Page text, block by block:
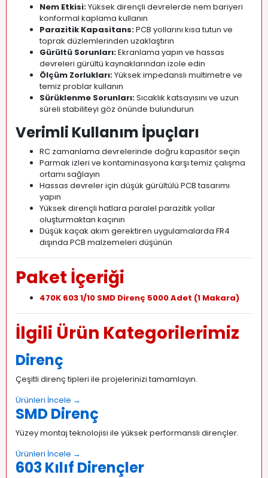
Nem Etkisi:Yüksek dirençli devrelerde nem bariyeri
konformal kaplama kullanın
Parazitik Kapasitans:PCB yollarını kısa tutun ve
toprak düzlemlerinden uzaklaştırın
Gürültü Sorunları:Ekranlama yapın ve hassas
devreleri gürültü kaynaklarından izole edin
Ölçüm Zorlukları:Yüksek impedanslı multimetre ve
temiz problar kullanın
Sürüklenme Sorunları:Sıcaklık katsayısını ve uzun
süreli stabiliteyi göz önünde bulundurun
Verimli Kullanım İpuçları
RC zamanlama devrelerinde doğru kapasitör seçin
Parmak izleri ve kontaminasyona karşı temiz çalışma
ortamı sağlayın
Hassas devreler için düşük gürültülü PCB tasarımı
yapın
Yüksek dirençli hatlara paralel parazitik yollar
oluşturmaktan kaçının
Düşük kaçak akım gerektiren uygulamalarda FR4
dışında PCB malzemeleri düşünün
Paket İçeriği
470K 603 1/10 SMD Direnç 5000 Adet (1 Makara)
İlgili Ürün Kategorilerimiz
Direnç
Çeşitli direnç tipleri ile projelerinizi tamamlayın.
Ürünleri İncele →
SMD Direnç
Yüzey montaj teknolojisi ile yüksek performanslı dirençler.
Ürünleri İncele →
603 Kılıf Dirençler